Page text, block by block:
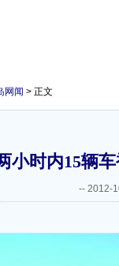
网闻 > 正文
小时内15辆
-- 2012-